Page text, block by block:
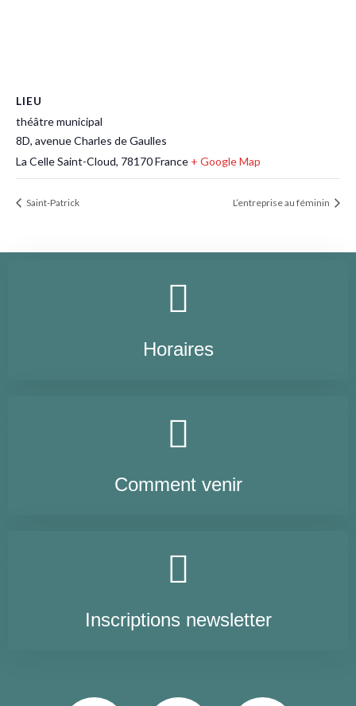
LIEU
théâtre municipal
8D, avenue Charles de Gaulles
La Celle Saint-Cloud, 78170France + Google Map
Saint-Patrick L’entreprise au féminin
Horaires
Comment venir
Inscriptions newsletter